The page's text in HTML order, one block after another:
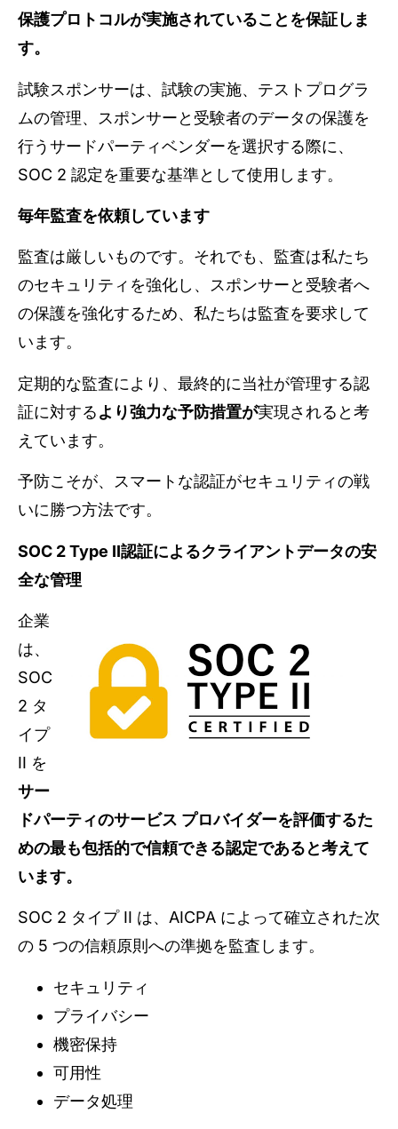
保護プロトコルが実施されていることを保証しま
す。
試験スポンサーは、試験の実施、テストプログラ
ムの管理、スポンサーと受験者のデータの保護を
行うサードパーティベンダーを選択する際に、
SOC 2 認定を重要な基準として使用します。
毎年監査を依頼しています
監査は厳しいものです。それでも、監査は私たち
のセキュリティを強化し、スポンサーと受験者へ
の保護を強化するため、私たちは監査を要求して
います。
定期的な監査により、最終的に当社が管理する認
証に対するより強力な予防措置が実現されると考
えています。
予防こそが、スマートな認証がセキュリティの戦
いに勝つ方法です。
SOC 2 Type II認証によるクライアントデータの安
全な管理
企業
は、
SOC
2 タ
イプ
II を
サー
ドパーティのサービス プロバイダーを評価するた
めの最も包括的で信頼できる認定であると考えて
います。
SOC 2 タイプ II は、AICPA によって確立された次
の 5 つの信頼原則への準拠を監査します。
セキュリティ
プライバシー
機密保持
可用性
データ処理